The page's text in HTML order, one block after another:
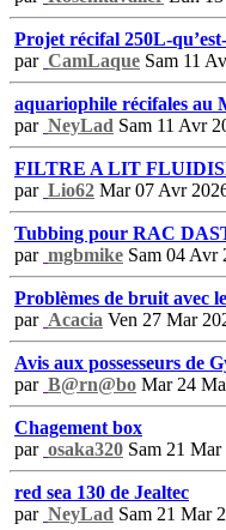
Projet récifal 250L-
par CamLaque Sam 11
aquariophile récifales au
par NeyLad Sam 11 Avr
FILTRE A LIT
par Lio62 Mar 07 Avr
Tubbing pour RAC
par mgbmike Sam 04 Avr
Problèmes de bruit avec
par Acacia Ven 27 Mar
Avis aux possesseurs de
par B@rn@bo Mar 24
Chagement box
par osaka320 Sam 21 Mar
red sea 130 de Jealtec
par NeyLad Sam 21 Mar